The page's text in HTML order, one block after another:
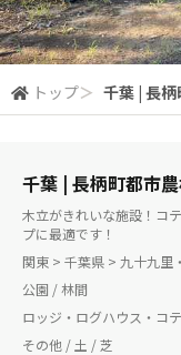
トップ＞ 千葉 | 長
千葉 | 長柄町都市
木立がきれいな施設！コ
プに最適です！
関東 > 千葉県 > 九十九里
公園 / 林間
ロッジ・ログハウス・コ
その他 / 土 / 芝